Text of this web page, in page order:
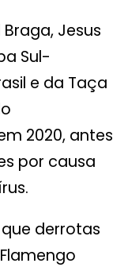
Jesus
Sul-
e da Taça
2020, antes
por causa
derrotas